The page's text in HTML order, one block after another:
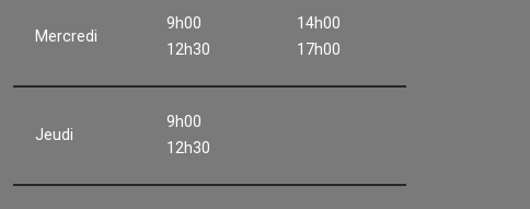
Mercredi
9h00
12h30
14h00
17h00
Jeudi
9h00
12h30